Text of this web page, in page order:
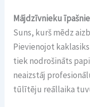
Mājdzīvnieku
Suns, kurš mēdz
Pievienojot
tiek nodrošināts
neaizstāj
tūlītēju reāllaika